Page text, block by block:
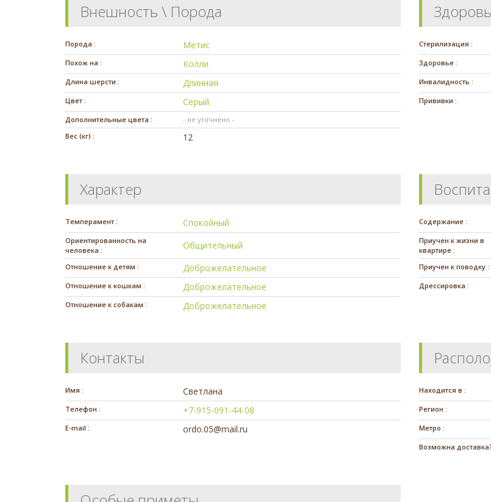
Внешность \ Порода
Порода : Метис
Похож на : Колли
Длина шерсти : Длинная
Цвет : Серый
Дополнительные цвета :
- не уточнено -
Вес (кг) :
12
Стерилизация :
Здоровье :
Инвалидность :
Прививки :
Характер
Темперамент : Спокойный
Ориентированность на
человека :
Общительный
Отношение к детям : Доброжелательное
Отношение к кошкам : Доброжелательное
Отношение к собакам : Доброжелательное
Содержание :
Приучен к жизни в
квартире :
Приучен к поводку :
Дрессировка :
Контакты
Имя : Светлана
Телефон : +7-915-091-44-08
E-mail : ordo.05@mail.ru
Находится в :
Регион :
Метро :
Возможна